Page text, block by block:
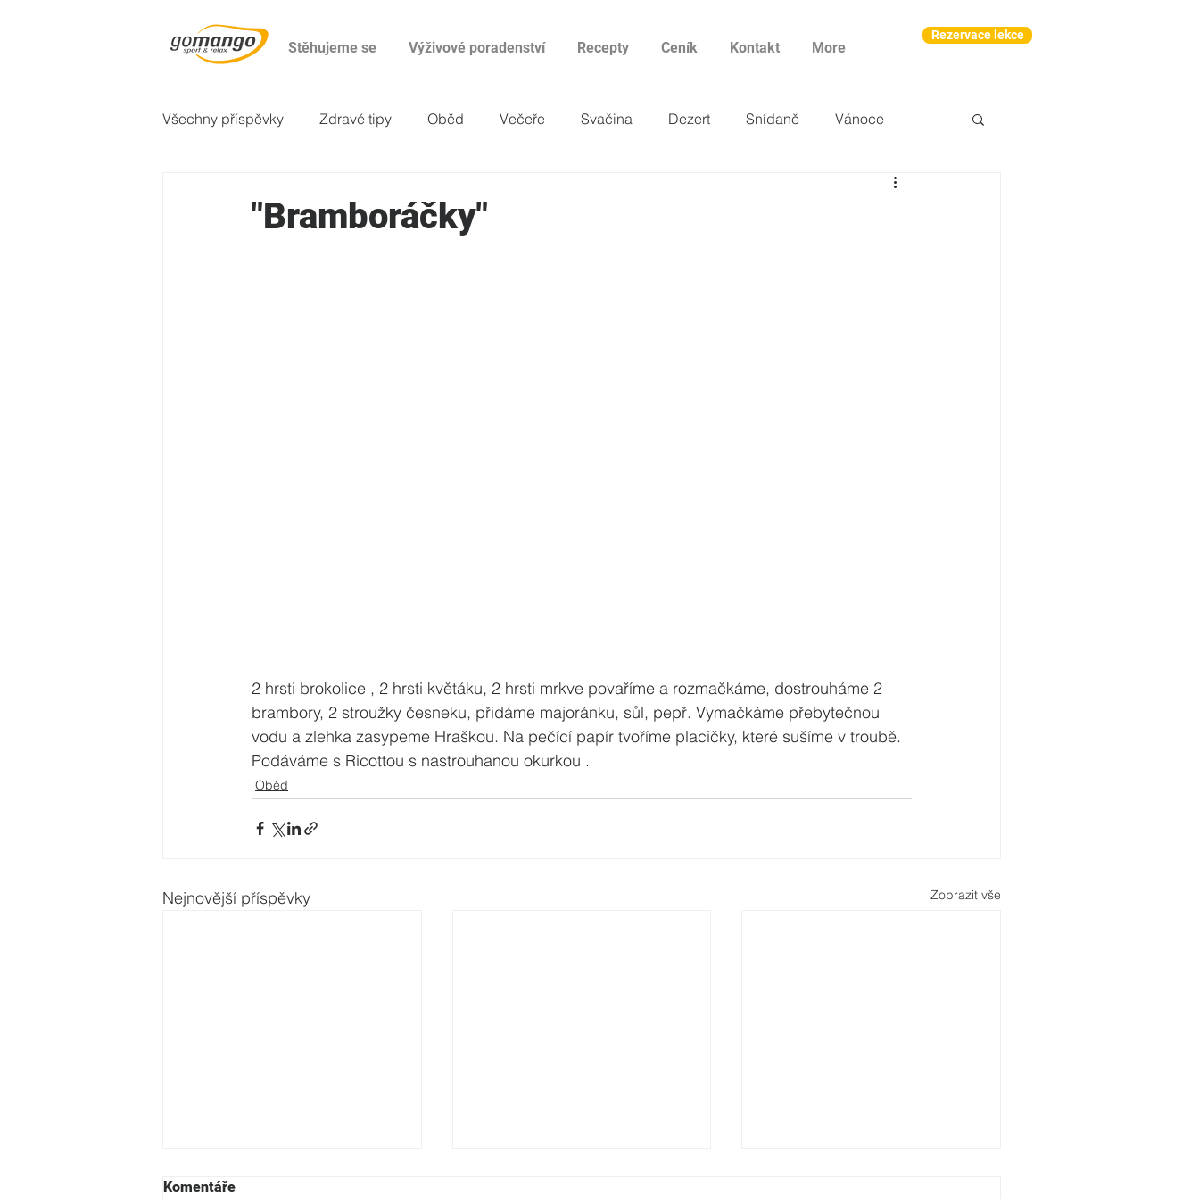
Stěhujeme se Výživové poradenství Recepty Ceník Kontakt More
Rezervace lekce
Všechny příspěvky Zdravé tipy Oběd Večeře Svačina Dezert Snídaně Vánoce
"Bramboráčky"
2 hrsti brokolice , 2 hrsti květáku, 2 hrsti mrkve povaříme a rozmačkáme, dostrouháme 2
brambory, 2 stroužky česneku, přidáme majoránku, sůl, pepř. Vymačkáme přebytečnou
vodu a zlehka zasypeme Hraškou. Na pečící papír tvoříme placičky, které sušíme v troubě.
Podáváme s Ricottou s nastrouhanou okurkou .
Oběd
Nejnovější příspěvky Zobrazit vše
Komentáře